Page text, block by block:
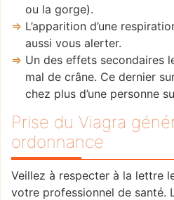
ou la gorge).
L’apparition d’une
aussi vous alerter.
Un des effets secondaires
mal de crâne. Ce dernier
chez plus d’une personne
Prise du Viagra
ordonnance
Veillez à respecter à la lettre
votre professionnel de santé.